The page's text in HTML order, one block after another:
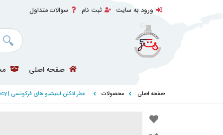
ورود به سایت ثبت نام سوالات متداول
صفحه اصلی
صفحه اصلی محصولات عطر ادکلن اینیشیو های فرکونسی | Initio High Frequency